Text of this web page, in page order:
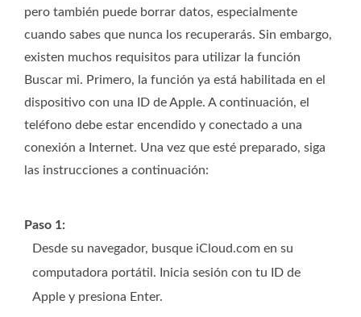
pero también puede borrar datos, especialmente
cuando sabes que nunca los recuperarás. Sin embargo,
existen muchos requisitos para utilizar la función
Buscar mi. Primero, la función ya está habilitada en el
dispositivo con una ID de Apple. A continuación, el
teléfono debe estar encendido y conectado a una
conexión a Internet. Una vez que esté preparado, siga
las instrucciones a continuación:
Paso 1:
Desde su navegador, busque iCloud.com en su
computadora portátil. Inicia sesión con tu ID de
Apple y presiona Enter.